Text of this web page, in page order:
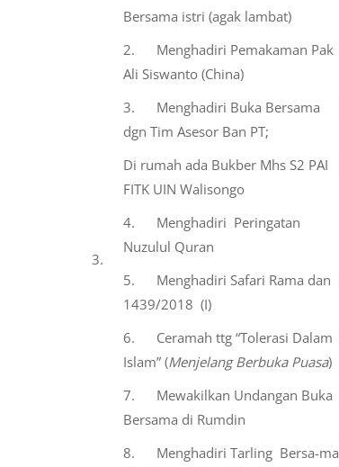
3.
Bersama istri (agak lambat)
2. Menghadiri Pemakaman Pak
Ali Siswanto (China)
3. Menghadiri Buka Bersama
dgn Tim Asesor Ban PT;
Di rumah ada Bukber Mhs S2 PAI
FITK UIN Walisongo
4. Menghadiri Peringatan
Nuzulul Quran
5. Menghadiri Safari Rama dan
1439/2018 (I)
6. Ceramah ttg “Tolerasi Dalam
Islam” (Menjelang Berbuka Puasa)
7. Mewakilkan Undangan Buka
Bersama di Rumdin
8. Menghadiri Tarling Bersa-ma